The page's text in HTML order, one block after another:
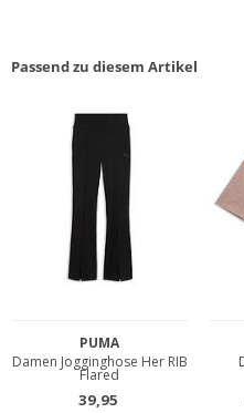
Passend zu diesem Artikel